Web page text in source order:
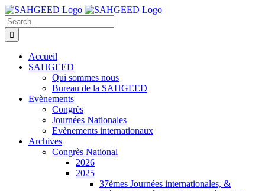
Skip
to
content
Facebook
Search
for:
Accueil
SAHGEED
Qui sommes nous
Bureau de la SAHGEED
Evènements
Congrès
Journées Nationales
Evènements internationaux
Archives
Congrès National
2026
2025
37èmes Journées internationales, &